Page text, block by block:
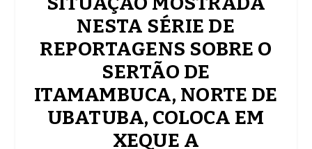
NESTA SÉRIE DE
REPORTAGENS SOBRE O
SERTÃO DE
ITAMAMBUCA, NORTE DE
UBATUBA, COLOCA EM
XEQUE A